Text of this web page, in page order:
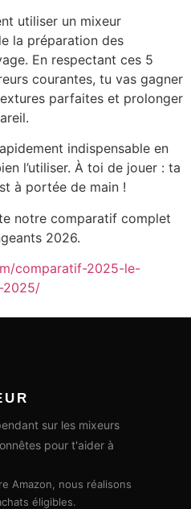
utiliser un mixeur
la préparation des
En respectant ces 5
courantes, tu vas gagner
parfaites et prolonger
indispensable en
l’utiliser. À toi de jouer : ta
à portée de main !
notre comparatif complet
2026.
comparatif-2025-le-
2025/
sur les mixeurs
pour t'aider à
Amazon, nous réalisons
éligibles.